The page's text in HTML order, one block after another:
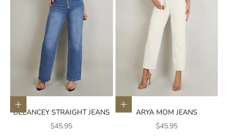
Elige opciones
DELANCEY STRAIGHT JEANS
Precio de oferta
$45.95
Elige opciones
ARYA MOM JEANS
Precio de oferta
$45.95